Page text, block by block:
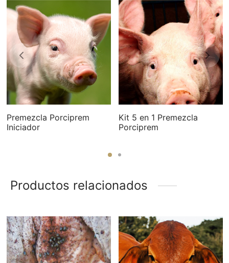
Premezcla Porciprem
Iniciador
Kit 5 en 1 Premezcla
Porciprem
Productos relacionados